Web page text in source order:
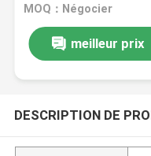
MOQ：Négocier
meilleur prix
DESCRIPTION DE